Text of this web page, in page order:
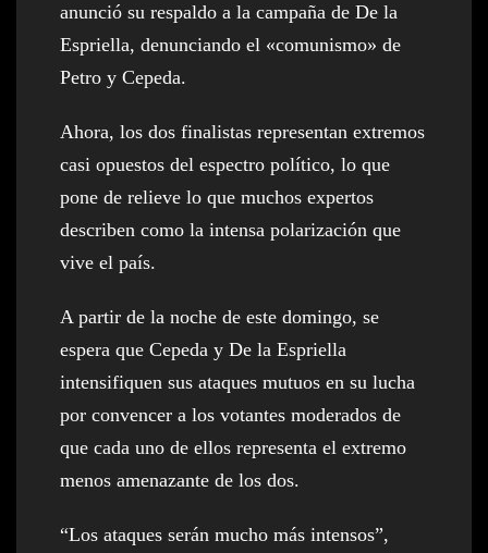
anunció su respaldo a la campaña de De la
Espriella, denunciando el «comunismo» de
Petro y Cepeda.
Ahora, los dos finalistas representan extremos
casi opuestos del espectro político, lo que
pone de relieve lo que muchos expertos
describen como la intensa polarización que
vive el país.
A partir de la noche de este domingo, se
espera que Cepeda y De la Espriella
intensifiquen sus ataques mutuos en su lucha
por convencer a los votantes moderados de
que cada uno de ellos representa el extremo
menos amenazante de los dos.
“Los ataques serán mucho más intensos”,